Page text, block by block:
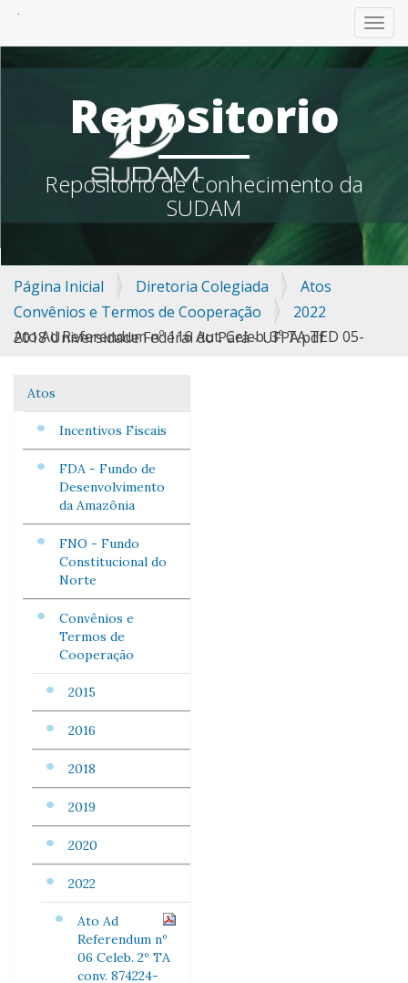
Repositorio
Repositorio de Conhecimento da
SUDAM
Página Inicial Diretoria Colegiada
Atos
Convênios e Termos de Cooperação
2022
Ato Ad Referendum nº 116 Aut. Celeb. 3º TA TED 05-2018 Universidade Federal do Pará - UFPA.pdf
Navegação
Atos
Incentivos Fiscais
FDA - Fundo de
Desenvolvimento
da Amazônia
FNO - Fundo
Constitucional do
Norte
Convênios e
Termos de
Cooperação
2015
2016
2018
2019
2020
2022
Ato Ad
Referendum nº
06 Celeb. 2º TA
conv. 874224-